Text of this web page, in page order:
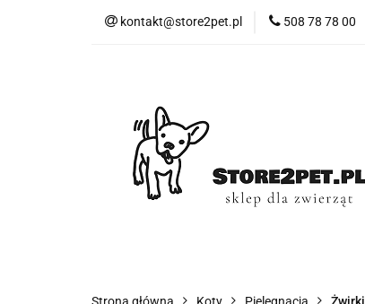
kontakt@store2pet.pl 508 78 78 00